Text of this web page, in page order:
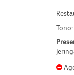
Tono: